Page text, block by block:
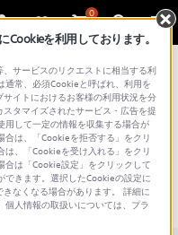
0
わせ
11
ドに入ってし
を利用しております。
サービスのリクエストに相当する利
常、必須Cookieと呼ばれ、利用を
イトにおけるお客様の利用状況を分
タマイズされたサービス・広告を提
して一定の情報を収集する場合が
は、「Cookieを拒否する」をクリ
、「Cookieを受け入れる」をクリ
合は「Cookie設定」をクリックして
できます。選択したCookieの設定に
なくなる場合があります。 詳細に
人情報の取扱いについては、プラ